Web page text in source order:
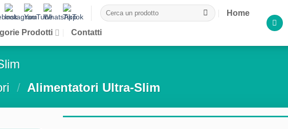
Cerca: Home
Prodotti Contatti
/ Alimentatori Ultra-Slim